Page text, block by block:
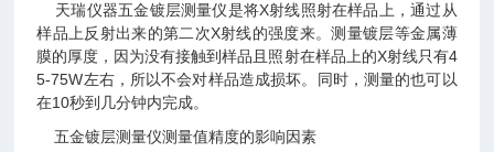
天瑞仪器五金镀层测量仪是将X射线照射在样品上，通过从
样品上反射出来的第二次X射线的强度来。测量镀层等金属薄
膜的厚度，因为没有接触到样品且照射在样品上的X射线只有4
5-75W左右，所以不会对样品造成损坏。同时，测量的也可以
在10秒到几分钟内完成。
五金镀层测量仪测量值精度的影响因素